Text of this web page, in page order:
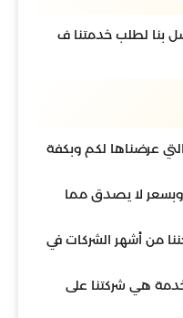
بنا لطلب خدمتنا ف
عرضناها لكم وبكفة
لا يصدق مما
من أشهر الشركات في
هي شركتنا على